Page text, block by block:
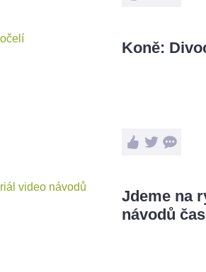
Koně:
Jdeme na
návodů